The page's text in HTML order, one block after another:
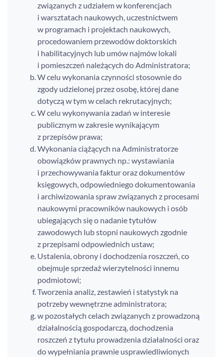
związanych z udziałem w konferencjach
i warsztatach naukowych, uczestnictwem
w programach i projektach naukowych,
procedowaniem przewodów doktorskich
i habilitacyjnych lub umów najmów lokali
i pomieszczeń należących do Administratora;
W celu wykonania czynności stosownie do
zgody udzielonej przez osobę, której dane
dotyczą w tym w celach rekrutacyjnych;
W celu wykonywania zadań w interesie
publicznym w zakresie wynikającym
z przepisów prawa;
Wykonania ciążących na Administratorze
obowiązków prawnych np.: wystawiania
i przechowywania faktur oraz dokumentów
księgowych, odpowiedniego dokumentowania
i archiwizowania spraw związanych z procesami
naukowymi pracowników naukowych i osób
ubiegających się o nadanie tytułów
zawodowych lub stopni naukowych zgodnie
z przepisami odpowiednich ustaw;
Ustalenia, obrony i dochodzenia roszczeń, co
obejmuje sprzedaż wierzytelności innemu
podmiotowi;
Tworzenia analiz, zestawień i statystyk na
potrzeby wewnętrzne administratora;
w pozostałych celach związanych z prowadzoną
działalnością gospodarczą, dochodzenia
roszczeń z tytułu prowadzenia działalności oraz
do wypełniania prawnie usprawiedliwionych